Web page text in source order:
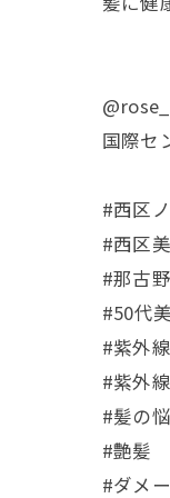
国際セ
#西区
#西区
#那古
#50代
#紫外
#紫外
#髪の
#艶髪
#ダメ